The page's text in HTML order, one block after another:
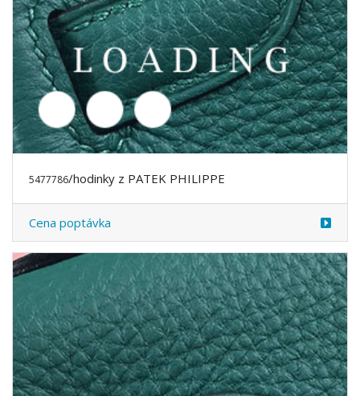
5477787 /hodinky z PATEK PHILIPPE
Cena poptávka